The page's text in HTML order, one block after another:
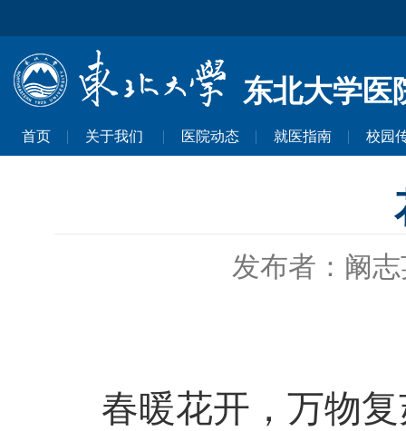
东北大学医
首页 关于我们 医院动态 就医指南 校园
发布者：阚
春暖花开，万物